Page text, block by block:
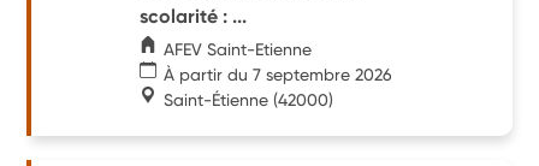
scolarité : ...
AFEV Saint-Etienne
À partir du 7 septembre 2026
Saint-Étienne (42000)